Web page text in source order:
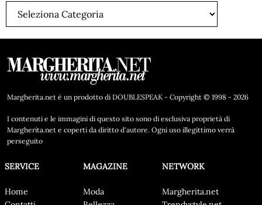
Margherita.net è un prodotto di DOUBLESPEAK - Copyright © 1998 - 2026
I contenuti e le immagini di questo sito sono di esclusiva proprietà di
Margherita.net e coperti da diritto d'autore. Ogni uso illegittimo verrà
perseguito
SERVICE
Home
MAGAZINE
Moda
NETWORK
Margherita.net